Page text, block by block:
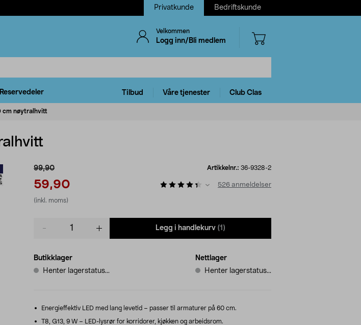
Privatkunde Bedriftskunde
Velkommen
Logg inn/Bli medlem
Reservedeler Tilbud Våre tjenester Club Clas
cm nøytralhvitt
99,90
59,90
(inkl. moms)
Artikkelnr.: 36-9328-2
526 anmeldelser
Legg i handlekurv (1)
Butikklager
Henter lagerstatus...
Nettlager
Henter lagerstatus...
Energieffektiv LED med lang levetid – passer til armaturer på 60 cm.
T8, G13, 9 W – LED-lysrør for korridorer, kjøkken og arbeidsrom.